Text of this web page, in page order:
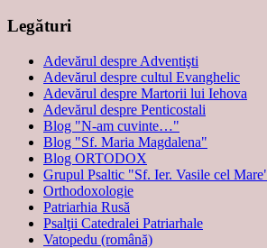
Legături
Adevărul despre Adventişti
Adevărul despre cultul Evanghelic
Adevărul despre Martorii lui Iehova
Adevărul despre Penticostali
Blog "N-am cuvinte…"
Blog "Sf. Maria Magdalena"
Blog ORTODOX
Grupul Psaltic "Sf. Ier. Vasile cel
Orthodoxologie
Patriarhia Rusă
Psalţii Catedralei Patriarhale
Vatopedu (română)